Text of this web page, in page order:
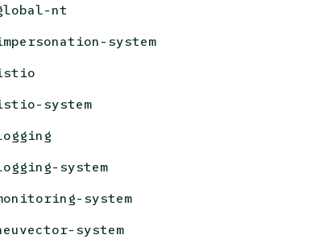
nt
system
system
system
system
system